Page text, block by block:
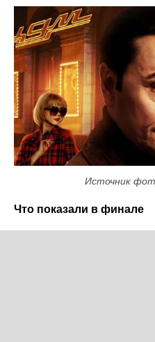
Источник
Что показали в финале